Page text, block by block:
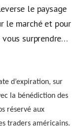
le paysage
le marché et pour
vous surprendre…
d’expiration, sur
la bénédiction des
réservé aux
traders américains.